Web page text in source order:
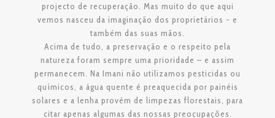
projecto de recuperação. Mas muito do que aqui
vemos nasceu da imaginação dos proprietários - e
também das suas mãos.
Acima de tudo, a preservação e o respeito pela
natureza foram sempre uma prioridade – e assim
permanecem. Na Imani não utilizamos pesticidas ou
químicos, a água quente é preaquecida por painéis
solares e a lenha provém de limpezas florestais, para
citar apenas algumas das nossas preocupações.